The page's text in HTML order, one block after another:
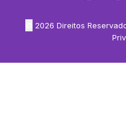
2026 Direitos